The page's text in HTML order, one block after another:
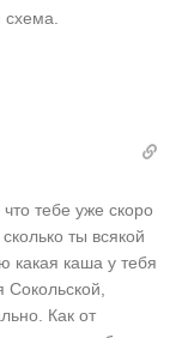
тебе уже скоро
ты всякой
какая каша у тебя
Как от